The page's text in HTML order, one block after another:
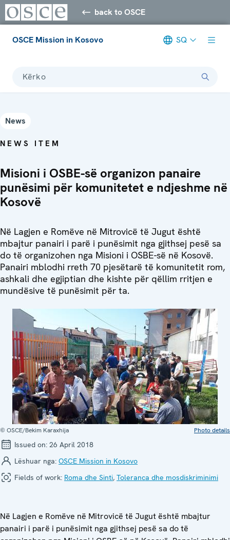
back to OSCE
OSCE Mission in Kosovo SQ
Kërko
News
NEWS ITEM
Misioni i OSBE-së organizon panaire
punësimi për komunitetet e ndjeshme në
Kosovë
Në Lagjen e Romëve në Mitrovicë të Jugut është
mbajtur panairi i parë i punësimit nga gjithsej pesë sa
do të organizohen nga Misioni i OSBE-së në Kosovë.
Panairi mblodhi rreth 70 pjesëtarë të komunitetit rom,
ashkali dhe egjiptian dhe kishte për qëllim rritjen e
mundësive të punësimit për ta.
© OSCE/Bekim Karaxhija Photo details
Issued on: 26 April 2018
Lëshuar nga: OSCE Mission in Kosovo
Fields of work: Roma dhe Sinti, Toleranca dhe mosdiskriminimi
Në Lagjen e Romëve në Mitrovicë të Jugut është mbajtur
panairi i parë i punësimit nga gjithsej pesë sa do të